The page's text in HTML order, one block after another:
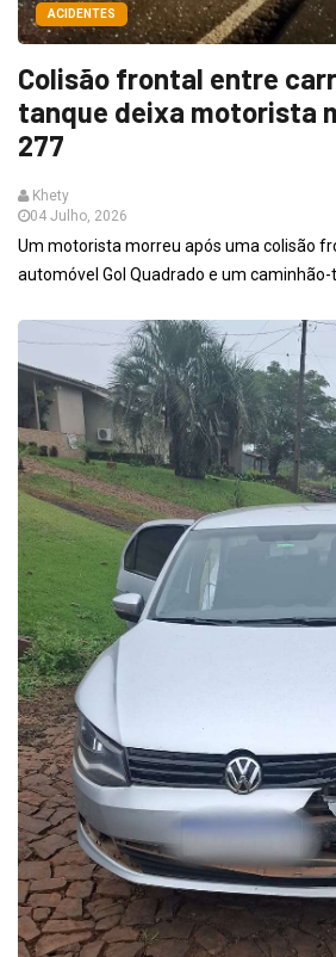
ACIDENTES
Colisão frontal entre
tanque deixa motorista
277
Khety
04 Julho, 2026
Um motorista morreu após uma colisão
automóvel Gol Quadrado e um caminhão-